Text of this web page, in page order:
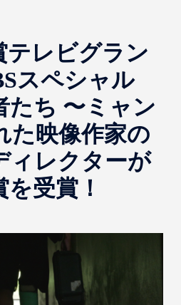
テレビグラン
スペシャル
たち 〜ミャン
た映像作家の
ィレクターが
受賞！